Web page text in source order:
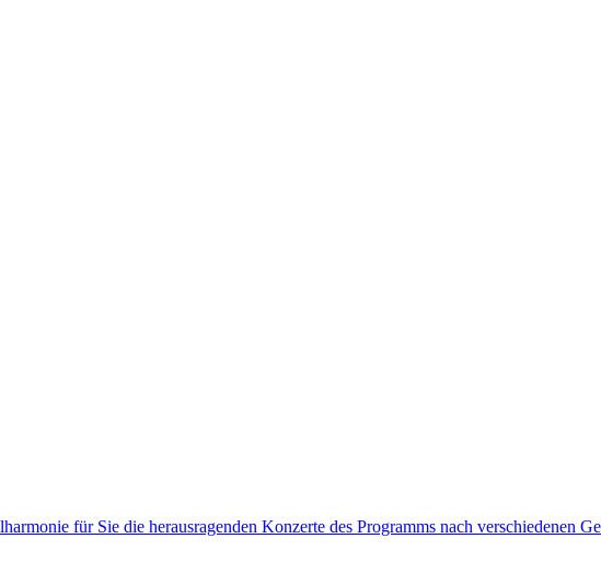
für Sie die herausragenden Konzerte des Programms nach verschiedenen